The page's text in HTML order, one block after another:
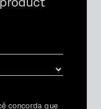
concorda que